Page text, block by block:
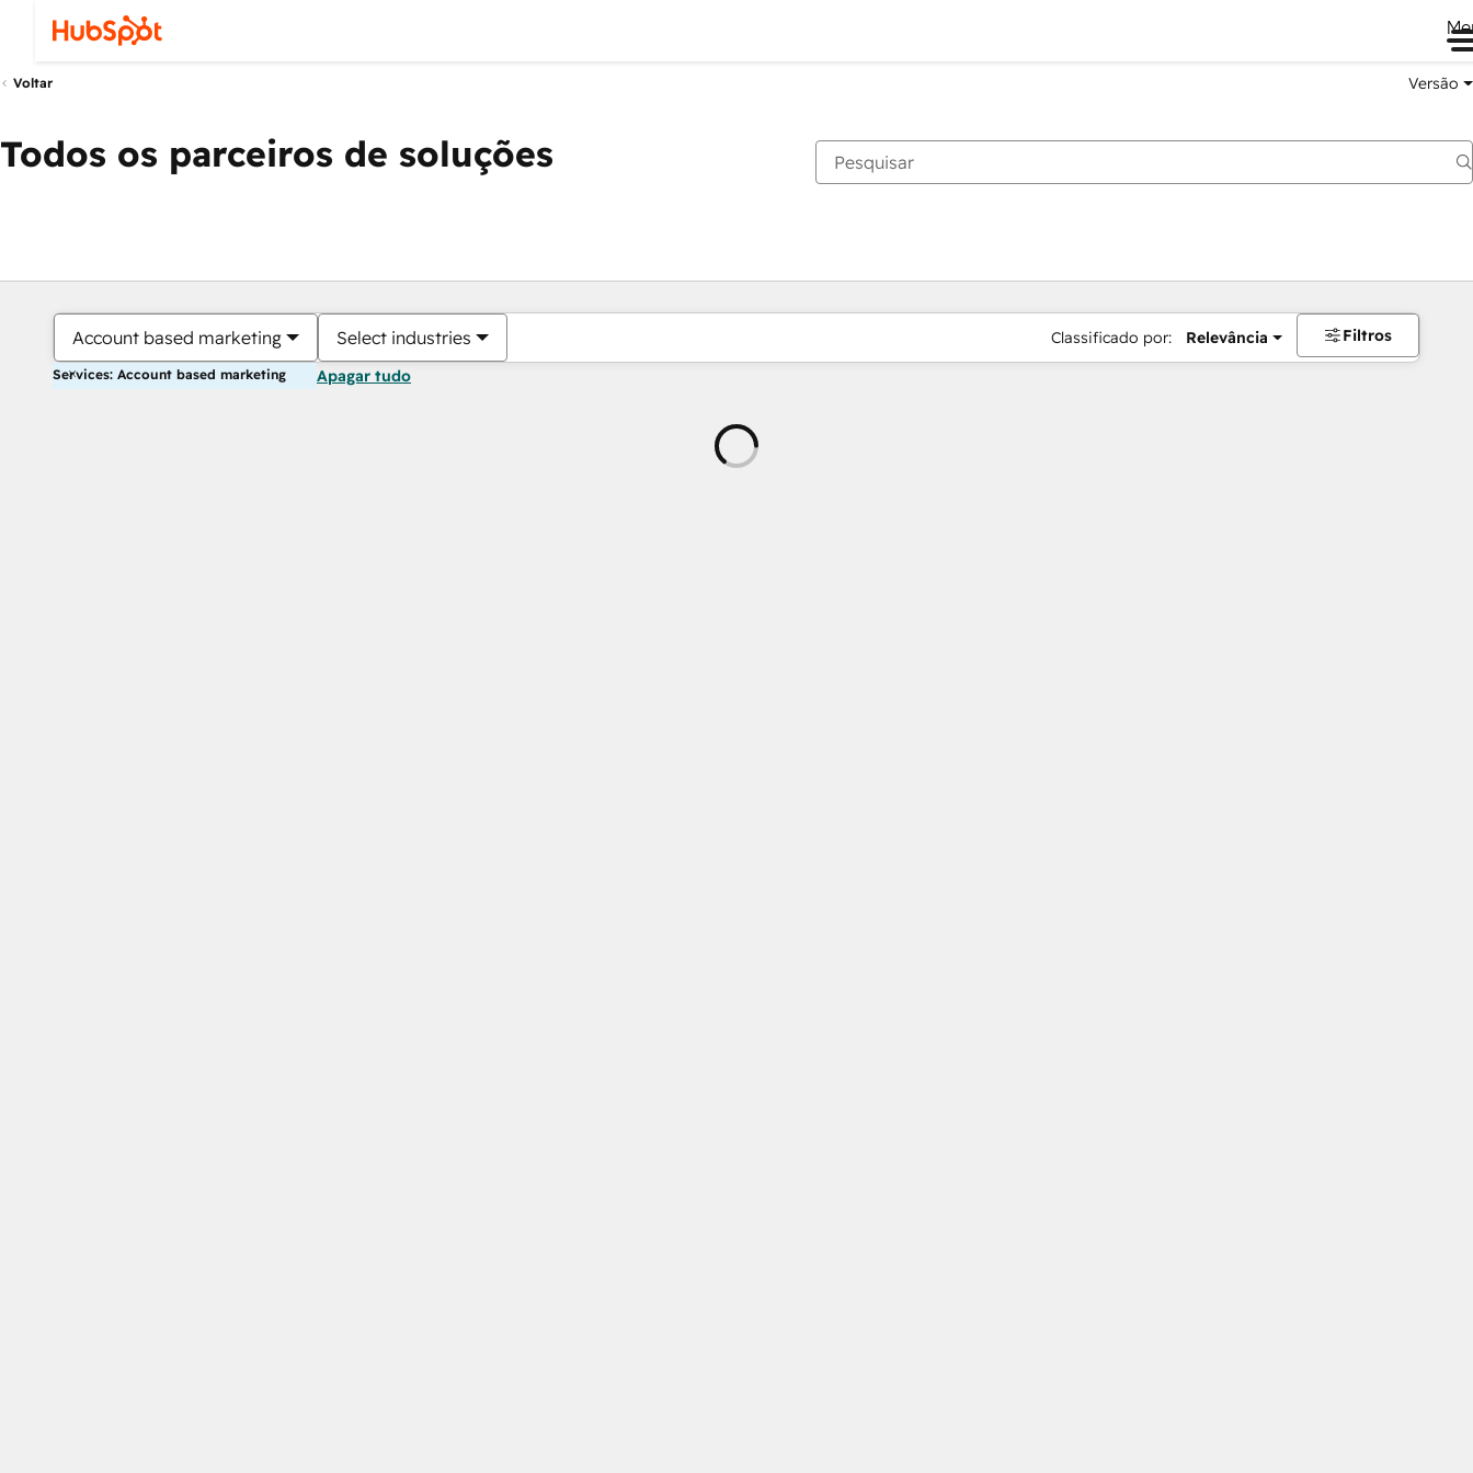
Voltar Versão
Todos os parceiros de soluções
Account based marketing Select industries Classificado por: Relevância Filtros
Services: Account based marketing Apagar tudo
Carregando